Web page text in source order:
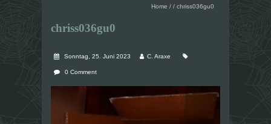
Home / / chriss036gu0
chriss036gu0
Sonntag, 25. Juni 2023 C. Araxe
0 Comment